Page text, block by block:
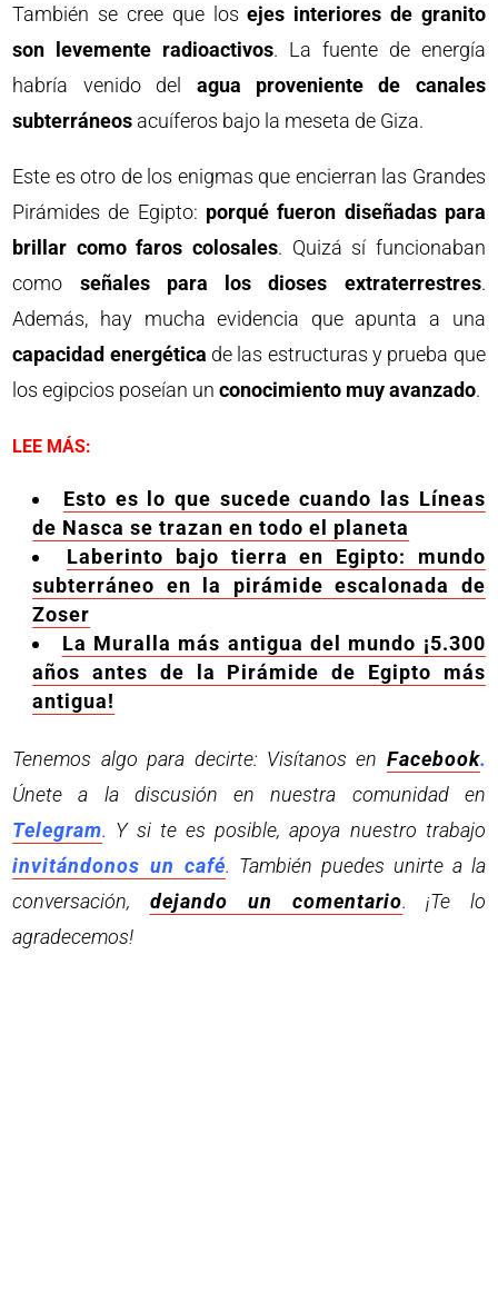
También se cree que losejes interiores de granito
son levemente radioactivos. La fuente de energía
habría venido del agua proveniente de canales
subterráneos acuíferos bajo la meseta de Giza.
Este es otro de los enigmas que encierran las Grandes
Pirámides de Egipto: porqué fueron diseñadas para
brillar como faros colosales. Quizá sí funcionaban
como señales para los dioses extraterrestres.
Además, hay mucha evidencia que apunta a una
capacidad energética de las estructuras y prueba que
los egipcios poseían unconocimiento muy avanzado.
LEE MÁS:
Esto es lo que sucede cuando las Líneas
de Nasca se trazan en todo el planeta
Laberinto bajo tierra en Egipto: mundo
subterráneo en la pirámide escalonada de
Zoser
La Muralla más antigua del mundo ¡5.300
años antes de la Pirámide de Egipto más
antigua!
Tenemos algo para decirte: Visítanos en Facebook.
Únete a la discusión en nuestra comunidad en
Telegram. Y si te es posible, apoya nuestro trabajo
invitándonos un café. También puedes unirte a la
conversación, dejando un comentario. ¡Te lo
agradecemos!